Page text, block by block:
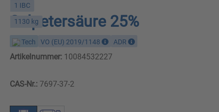
1 IBC
1130 kg
Salpetersäure 25%
Tech VO (EU) 2019/1148 ADR
Artikelnummer: 10084532227
CAS-Nr.: 7697-37-2